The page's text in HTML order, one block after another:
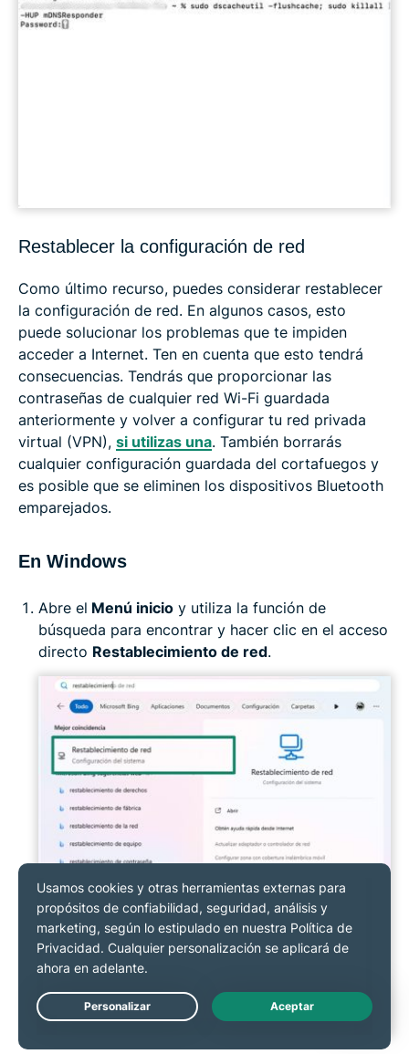
Restablecer la configuración de red
Como último recurso, puedes considerar restablecer
la configuración de red. En algunos casos, esto
puede solucionar los problemas que te impiden
acceder a Internet. Ten en cuenta que esto tendrá
consecuencias. Tendrás que proporcionar las
contraseñas de cualquier red Wi-Fi guardada
anteriormente y volver a configurar tu red privada
virtual (VPN), si utilizas una. También borrarás
cualquier configuración guardada del cortafuegos y
es posible que se eliminen los dispositivos Bluetooth
emparejados.
En Windows
Abre el Menú inicio y utiliza la función de
búsqueda para encontrar y hacer clic en el acceso
directo Restablecimiento de red.
Live Chat